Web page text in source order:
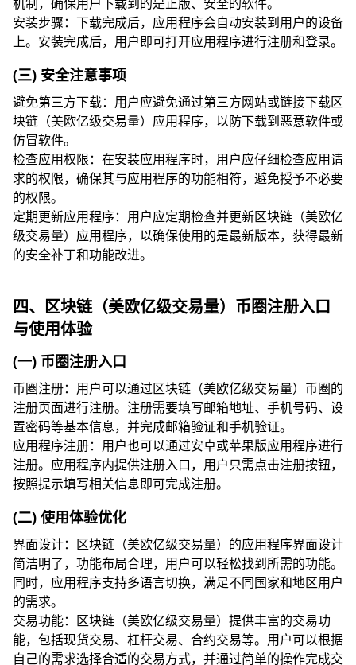
安装步骤：下载完成后，应用程序会自动安装到用户的设备
上。安装完成后，用户即可打开应用程序进行注册和登录。
(三) 安全注意事项
避免第三方下载：用户应避免通过第三方网站或链接下载区
块链（美欧亿级交易量）应用程序，以防下载到恶意软件或
仿冒软件。
检查应用权限：在安装应用程序时，用户应仔细检查应用请
求的权限，确保其与应用程序的功能相符，避免授予不必要
的权限。
定期更新应用程序：用户应定期检查并更新区块链（美欧亿
级交易量）应用程序，以确保使用的是最新版本，获得最新
的安全补丁和功能改进。
四、区块链（美欧亿级交易量）币圈注册入口
与使用体验
(一) 币圈注册入口
币圈注册：用户可以通过区块链（美欧亿级交易量）币圈的
注册页面进行注册。注册需要填写邮箱地址、手机号码、设
置密码等基本信息，并完成邮箱验证和手机验证。
应用程序注册：用户也可以通过安卓或苹果版应用程序进行
注册。应用程序内提供注册入口，用户只需点击注册按钮，
按照提示填写相关信息即可完成注册。
(二) 使用体验优化
界面设计：区块链（美欧亿级交易量）的应用程序界面设计
简洁明了，功能布局合理，用户可以轻松找到所需的功能。
同时，应用程序支持多语言切换，满足不同国家和地区用户
的需求。
交易功能：区块链（美欧亿级交易量）提供丰富的交易功
能，包括现货交易、杠杆交易、合约交易等。用户可以根据
自己的需求选择合适的交易方式，并通过简单的操作完成交